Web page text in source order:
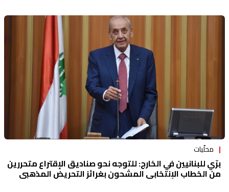
محلّيات
برّي للبنانيين في الخارج: للتوجه نحو صناديق الإقتراع متحررين
من الخطاب الإنتخابي المشحون بغرائز التحريض المذهبي
والطائفي